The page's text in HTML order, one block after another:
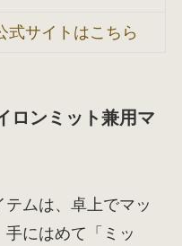
式サイトはこちら
ロンミット兼用マ
ムは、卓上でマッ
手にはめて「ミッ